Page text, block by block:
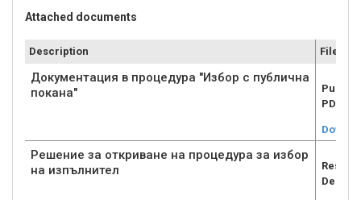
Attached documents
Description File
Документация в процедура "Избор с публична
покана"
PDF.zip
Решение за откриване на процедура за избор
на изпълнител
Dea.pdf